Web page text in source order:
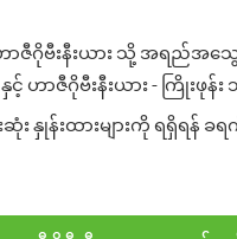
ဟာဇီဂိုဗီးနီးယား သို့ အရည်အသွ
နှင့် ဟာဇီဂိုဗီးနီးယား - ကြို
း နှုန်းထားများကို ရရှိရ